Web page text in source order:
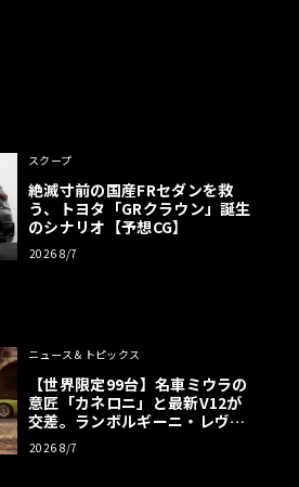
スクープ
絶滅寸前の国産FRセダンを救
う、トヨタ「GRクラウン」誕生
のシナリオ【予想CG】
2026 8/7
ニュース＆トピックス
【世界限定99台】名車ミウラの
意匠「カネロニ」と最新V12が
交差。ランボルギーニ・レヴエ
ルトに60周年記念車が登場
2026 8/7